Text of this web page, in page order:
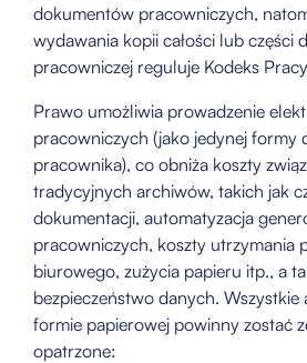
dokumentów pracowniczych,
wydawania kopii całości lub części
pracowniczej reguluje Kodeks
Prawo umożliwia prowadzenie
pracowniczych (jako jedynej formy
pracownika), co obniża koszty
tradycyjnych archiwów, takich jak
dokumentacji, automatyzacja
pracowniczych, koszty utrzymania
biurowego, zużycia papieru itp., a
bezpieczeństwo danych.
formie papierowej powinny zostać
opatrzone: